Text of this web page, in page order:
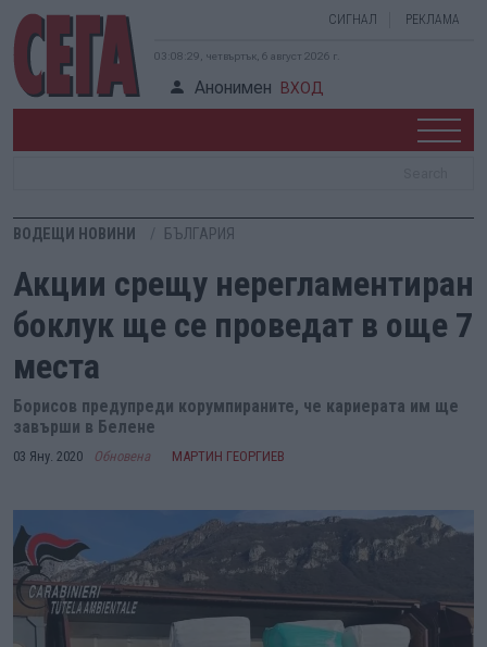
СИГНАЛ РЕКЛАМА
03:08:30, четвъртък, 6 август 2026 г.
Анонимен ВХОД
ВОДЕЩИ НОВИНИ БЪЛГАРИЯ
Акции срещу нерегламентиран
боклук ще се проведат в още 7
места
Борисов предупреди корумпираните, че кариерата им ще
завърши в Белене
03 Яну. 2020 Обновена МАРТИН ГЕОРГИЕВ